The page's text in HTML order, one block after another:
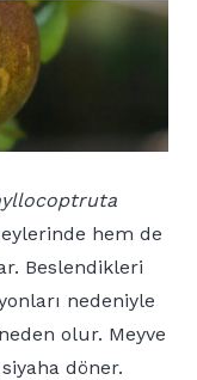
hem de
Beslendikleri
nedeniyle
olur. Meyve
döner.